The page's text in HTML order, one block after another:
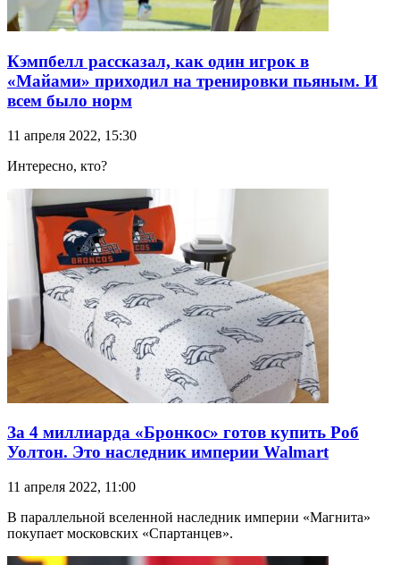
Кэмпбелл рассказал, как один игрок в
«Майами» приходил на тренировки пьяным. И
всем было норм
11 апреля 2022, 15:30
Интересно, кто?
За 4 миллиарда «Бронкос» готов купить Роб
Уолтон. Это наследник империи Walmart
11 апреля 2022, 11:00
В параллельной вселенной наследник империи «Магнита»
покупает московских «Спартанцев».